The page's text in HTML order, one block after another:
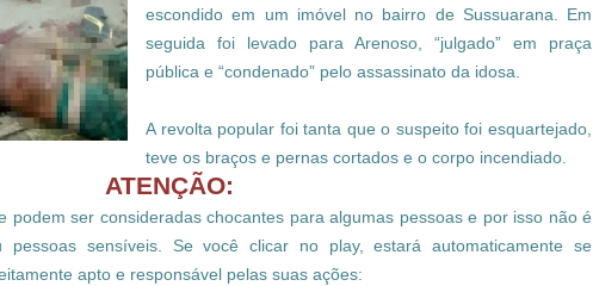
escondido em um imóvel no bairro de Sussuarana. Em
seguida foi levado para Arenoso, “julgado” em praça
pública e “condenado” pelo assassinato da idosa.
A revolta popular foi tanta que o suspeito foi esquartejado,
teve os braços e pernas cortados e o corpo incendiado.
ATENÇÃO:
podem ser consideradas chocantes para algumas pessoas e por isso não é
pessoas sensíveis. Se você clicar no play, estará automaticamente se
apto e responsável pelas suas ações: